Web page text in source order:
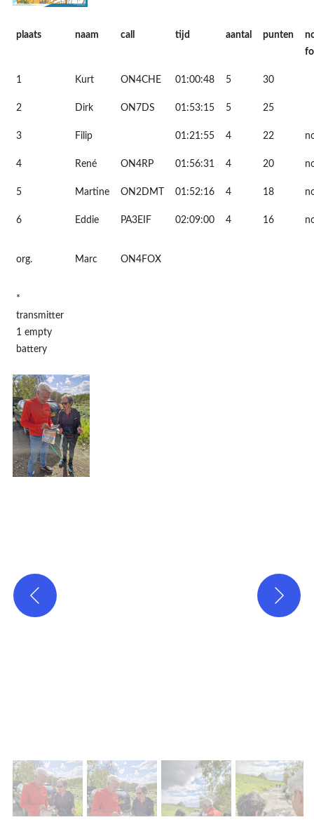
plaats naam call tijd aantal punten
1 Kurt ON4CHE 01:00:48 5 30
2 Dirk ON7DS 01:53:15 5 25
3 Filip 01:21:55 4 22
4 René ON4RP 01:56:31 4 20
5 Martine ON2DMT 01:52:16 4 18
6 Eddie PA3EIF 02:09:00 4 16
org. Marc ON4FOX
*
transmitter
1 empty
battery